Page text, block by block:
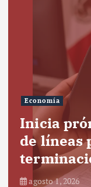
Economía
Inicia
de líneas
agosto 1, 2026